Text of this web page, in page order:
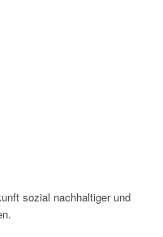
sozial nachhaltiger und